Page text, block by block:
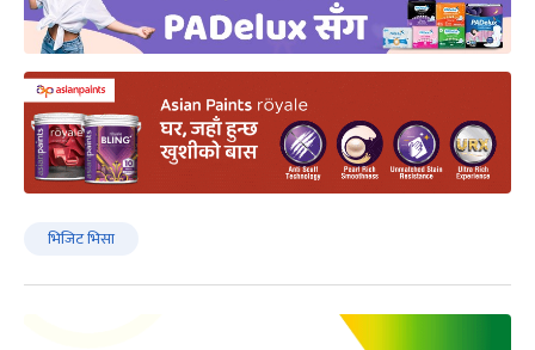
भिजिट भिसा